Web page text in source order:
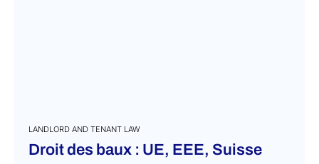
LANDLORD AND TENANT LAW
Droit des baux : UE, EEE, Suisse